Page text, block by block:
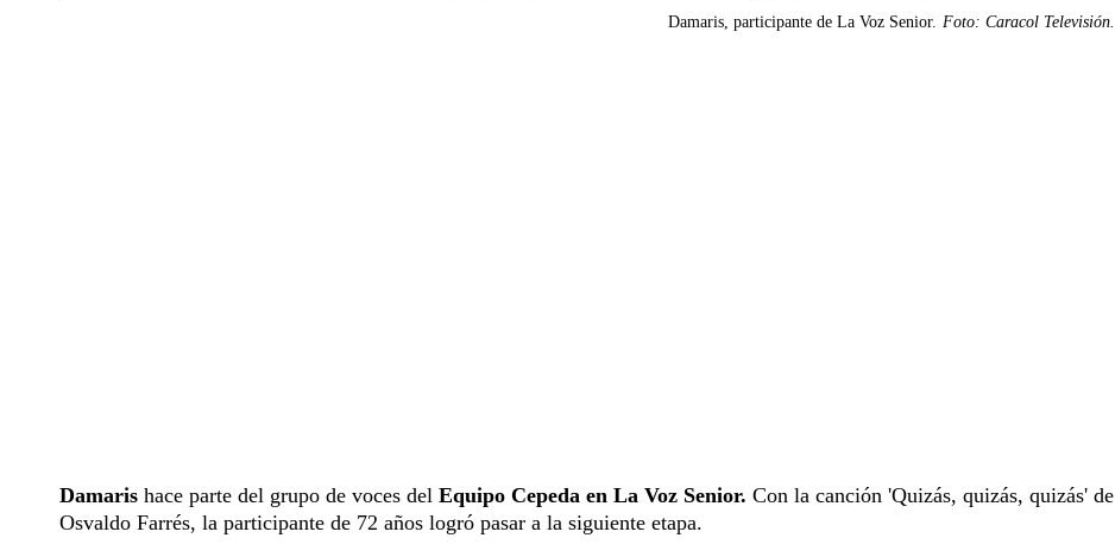
Damaris, participante de La Voz Senior. Foto: Caracol Televisión.
Damaris hace parte del grupo de voces del Equipo Cepeda en La Voz Senior. Con la canción 'Quizás, quizás, quizás' de
Osvaldo Farrés, la participante de 72 años logró pasar a la siguiente etapa.